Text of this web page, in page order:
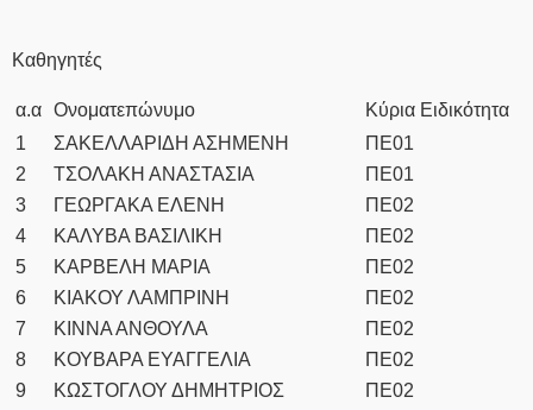
Καθηγητές
α.α Ονοματεπώνυμο
Κύρια Ειδικότητα
1
ΣΑΚΕΛΛΑΡΙΔΗ ΑΣΗΜΕΝΗ
ΠΕ01
2
ΤΣΟΛΑΚΗ ΑΝΑΣΤΑΣΙΑ
ΠΕ01
3
ΓΕΩΡΓΑΚΑ ΕΛΕΝΗ
ΠΕ02
4
ΚΑΛΥΒΑ ΒΑΣΙΛΙΚΗ
ΠΕ02
5
ΚΑΡΒΕΛΗ ΜΑΡΙΑ
ΠΕ02
6
ΚΙΑΚΟΥ ΛΑΜΠΡΙΝΗ
ΠΕ02
7
ΚΙΝΝΑ ΑΝΘΟΥΛΑ
ΠΕ02
8
ΚΟΥΒΑΡΑ ΕΥΑΓΓΕΛΙΑ
ΠΕ02
9
ΚΩΣΤΟΓΛΟΥ ΔΗΜΗΤΡΙΟΣ
ΠΕ02